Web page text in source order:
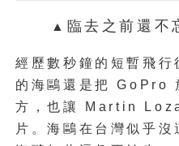
▲ 臨去之前還不
經歷數秒鐘的短暫飛行
的海鷗還是把 GoPro
方，也讓 Martin
片。海鷗在台灣似乎